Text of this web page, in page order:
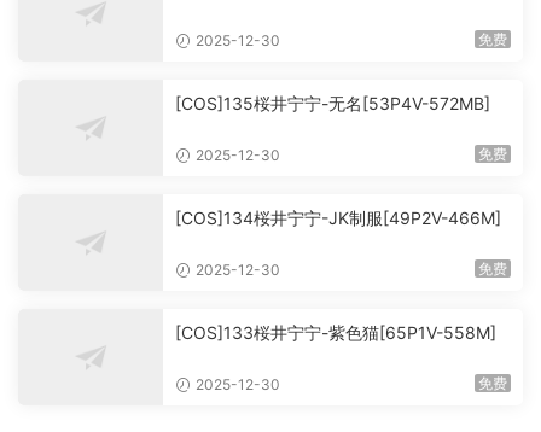
2025-12-30 免费
[COS]135桜井宁宁-无名[53P4V-572MB]
2025-12-30 免费
[COS]134桜井宁宁-JK制服[49P2V-466M]
2025-12-30 免费
[COS]133桜井宁宁-紫色猫[65P1V-558M]
2025-12-30 免费